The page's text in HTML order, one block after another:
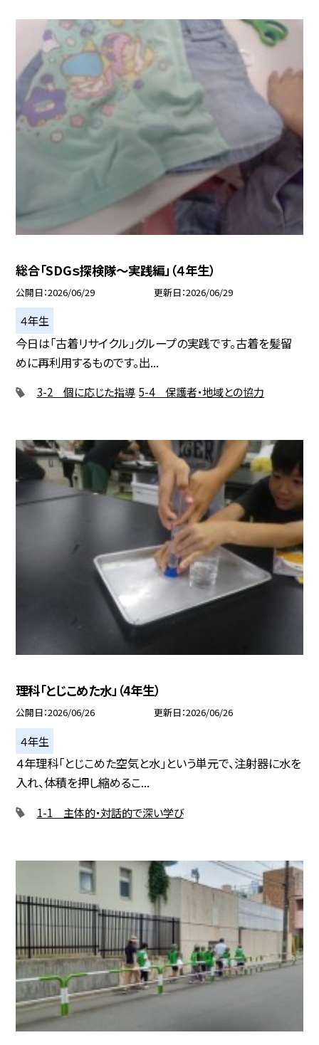
総合「SDGｓ探検隊〜実践編」（４年生）
公開日 2026/06/29 更新日 2026/06/29
４年生
今日は「古着リサイクル」グループの実践です。古着を髪留
めに再利用するものです。出...
3-2 個に応じた指導 5-4 保護者・地域との協力
理科「とじこめた水」（4年生）
公開日 2026/06/26 更新日 2026/06/26
４年生
４年理科「とじこめた空気と水」という単元で、注射器に水を
入れ、体積を押し縮めるこ...
1-1 主体的・対話的で深い学び